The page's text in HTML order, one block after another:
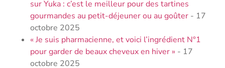
sur Yuka : c’est le meilleur pour des tartines
gourmandes au petit-déjeuner ou au goûter - 17
octobre 2025
« Je suis pharmacienne, et voici l’ingrédient N°1
pour garder de beaux cheveux en hiver » - 17
octobre 2025